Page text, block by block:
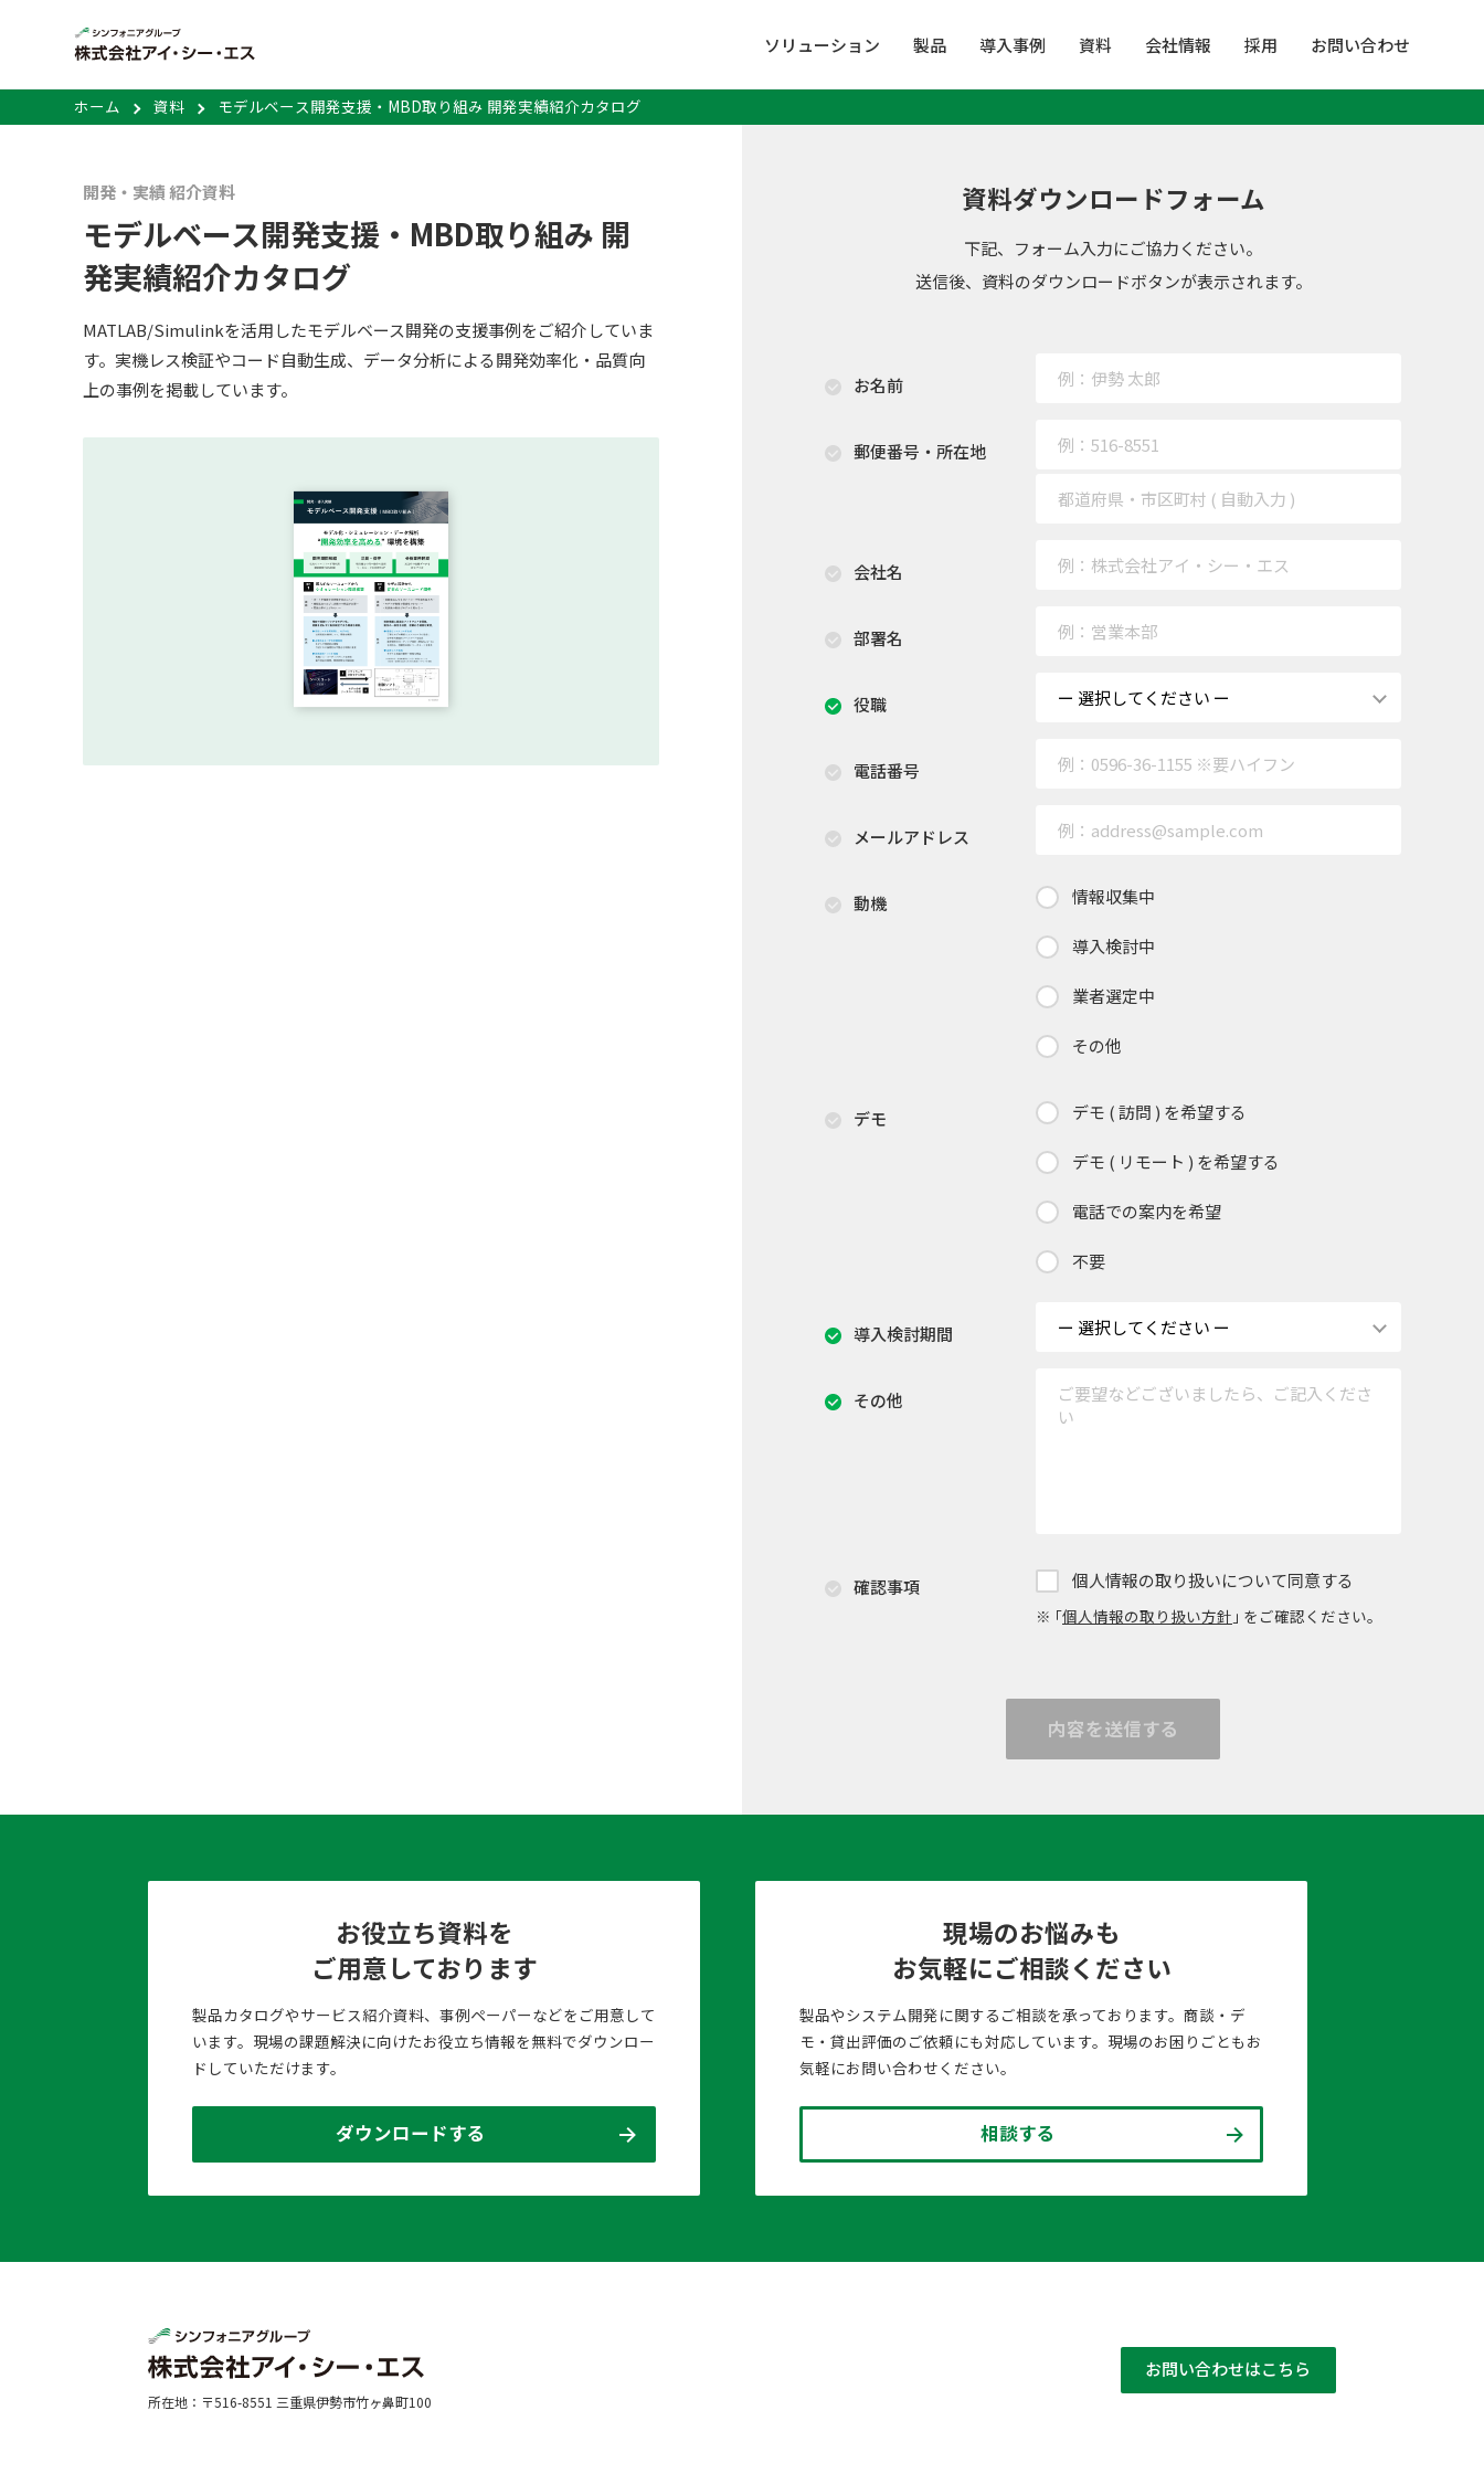
ソリューション 製品 導入事例 資料 会社情報 採用 お問い合わせ
ホーム 資料 モデルベース開発支援・MBD取り組み 開発実績紹介カタログ
開発・実績 紹介資料
モデルベース開発支援・MBD取り組み 開
発実績紹介カタログ
MATLAB/Simulinkを活用したモデルベース開発の支援事例をご紹介していま
す。実機レス検証やコード自動生成、データ分析による開発効率化・品質向
上の事例を掲載しています。
資料ダウンロードフォーム
下記、フォーム入力にご協力ください。
送信後、資料のダウンロードボタンが表示されます。
お名前
郵便番号・所在地
会社名
部署名
役職
電話番号
メールアドレス
動機 情報収集中
導入検討中
業者選定中
その他
デモ デモ ( 訪問 ) を希望する
デモ ( リモート ) を希望する
電話での案内を希望
不要
導入検討期間
その他
確認事項 個人情報の取り扱いについて同意する
※ ｢個人情報の取り扱い方針 ｣ をご確認ください。
内容を送信する
お役立ち資料を
ご用意しております
製品カタログやサービス紹介資料、事例ペーパーなどをご用意して
います。現場の課題解決に向けたお役立ち情報を無料でダウンロー
ドしていただけます。
ダウンロードする
現場のお悩みも
お気軽にご相談ください
製品やシステム開発に関するご相談を承っております。商談・デ
モ・貸出評価のご依頼にも対応しています。現場のお困りごともお
気軽にお問い合わせください。
相談する
所在地：〒516-8551 三重県伊勢市竹ヶ鼻町100
お問い合わせはこちら